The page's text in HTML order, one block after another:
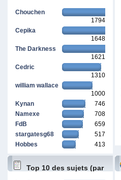
Chouchen
1794
Cepika
1648
The Darkness
1621
Cedric
1310
william wallace
1000
Kynan
746
Namexe
708
FdB
659
stargatesg68
517
Hobbes
413
Top 10 des sujets (par